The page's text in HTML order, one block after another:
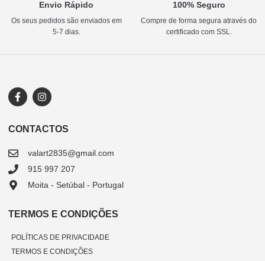
Envio Rápido
Os seus pedidos são enviados em
5-7 dias.
100% Seguro
Compre de forma segura através do
certificado com SSL.
CONTACTOS
valart2835@gmail.com
915 997 207
Moita - Setúbal - Portugal
TERMOS E CONDIÇÕES
POLÍTICAS DE PRIVACIDADE
TERMOS E CONDIÇÕES